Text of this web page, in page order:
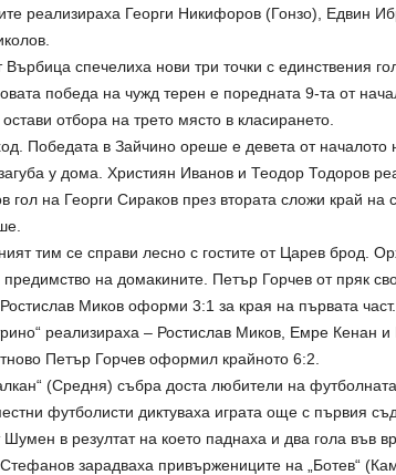
реализираха Георги Никифоров (Гонзо), Едвин
Върбица спечелиха нови три точки с единствения
победа на чужд терен е поредната 9-та от
отбора на трето място в класирането.
Победата в Зайчино ореше е девета от началото
у дома. Християн Иванов и Теодор Тодоров
гол на Георги Сираков през втората сложи край
тим се справи лесно с гостите от Царев брод.
на домакините. Петър Горчев от пряк
Миков оформи 3:1 за края на първата
реализираха – Ростислав Миков, Емре Кенан
Петър Горчев оформил крайното 6:2.
(Средня) събра доста любители на
футболисти диктуваха играта още с първия
в резултат на което паднаха и два гола във
зарадваха привържениците на „Ботев“